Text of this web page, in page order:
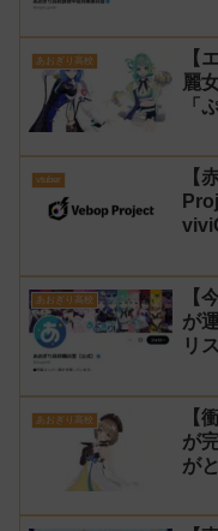
あおぎり高校
【
麗
「
【
vtuber
【
あおぎり高校
【
が
リ
あおぎり高校
【
が
が